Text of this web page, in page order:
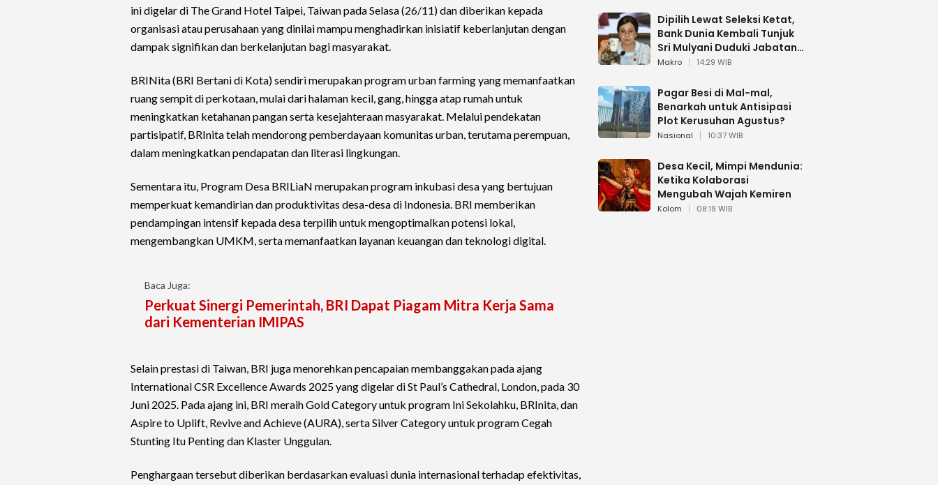
ini digelar di The Grand Hotel Taipei, Taiwan pada Selasa (26/11) dan diberikan kepada
organisasi atau perusahaan yang dinilai mampu menghadirkan inisiatif keberlanjutan dengan
dampak signifikan dan berkelanjutan bagi masyarakat.
BRINita (BRI Bertani di Kota) sendiri merupakan program urban farming yang memanfaatkan
ruang sempit di perkotaan, mulai dari halaman kecil, gang, hingga atap rumah untuk
meningkatkan ketahanan pangan serta kesejahteraan masyarakat. Melalui pendekatan
partisipatif, BRInita telah mendorong pemberdayaan komunitas urban, terutama perempuan,
dalam meningkatkan pendapatan dan literasi lingkungan.
Sementara itu, Program Desa BRILiaN merupakan program inkubasi desa yang bertujuan
memperkuat kemandirian dan produktivitas desa-desa di Indonesia. BRI memberikan
pendampingan intensif kepada desa terpilih untuk mengoptimalkan potensi lokal,
mengembangkan UMKM, serta memanfaatkan layanan keuangan dan teknologi digital.
Baca Juga:
Perkuat Sinergi Pemerintah, BRI Dapat Piagam Mitra Kerja Sama
dari Kementerian IMIPAS
Selain prestasi di Taiwan, BRI juga menorehkan pencapaian membanggakan pada ajang
International CSR Excellence Awards 2025 yang digelar di St Paul’s Cathedral, London, pada 30
Juni 2025. Pada ajang ini, BRI meraih Gold Category untuk program Ini Sekolahku, BRInita, dan
Aspire to Uplift, Revive and Achieve (AURA), serta Silver Category untuk program Cegah
Stunting Itu Penting dan Klaster Unggulan.
Penghargaan tersebut diberikan berdasarkan evaluasi dunia internasional terhadap efektivitas,
Dipilih Lewat Seleksi Ketat,
Bank Dunia Kembali Tunjuk
Sri Mulyani Duduki Jabatan
Strategis
Makro 14:29 WIB
Pagar Besi di Mal-mal,
Benarkah untuk Antisipasi
Plot Kerusuhan Agustus?
Nasional 10:37 WIB
Desa Kecil, Mimpi Mendunia:
Ketika Kolaborasi
Mengubah Wajah Kemiren
Kolom 08:19 WIB